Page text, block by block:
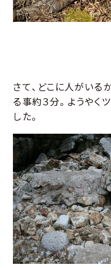
さて、どこに人がいる
る事約３分。ようやく
した。